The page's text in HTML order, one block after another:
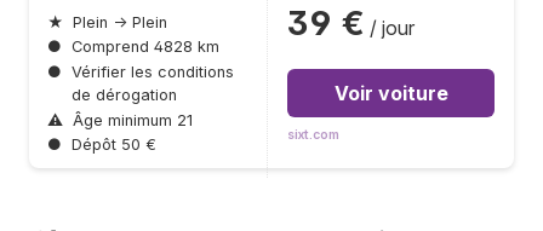
★ Plein → Plein
● Comprend 4828 km
● Vérifier les conditions
de dérogation
⚠ Âge minimum 21
● Dépôt 50 €
39 € / jour
Voir voiture
sixt.com